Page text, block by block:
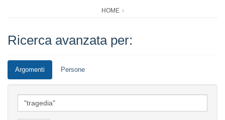
HOME
Ricerca avanzata per:
Argomenti Persone